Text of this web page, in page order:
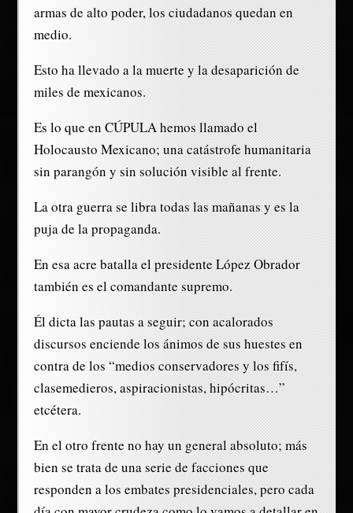
armas de alto poder, los ciudadanos quedan en
medio.
Esto ha llevado a la muerte y la desaparición de
miles de mexicanos.
Es lo que en CÚPULA hemos llamado el
Holocausto Mexicano; una catástrofe humanitaria
sin parangón y sin solución visible al frente.
La otra guerra se libra todas las mañanas y es la
puja de la propaganda.
En esa acre batalla el presidente López Obrador
también es el comandante supremo.
Él dicta las pautas a seguir; con acalorados
discursos enciende los ánimos de sus huestes en
contra de los “medios conservadores y los fifís,
clasemedieros, aspiracionistas, hipócritas…”
etcétera.
En el otro frente no hay un general absoluto; más
bien se trata de una serie de facciones que
responden a los embates presidenciales, pero cada